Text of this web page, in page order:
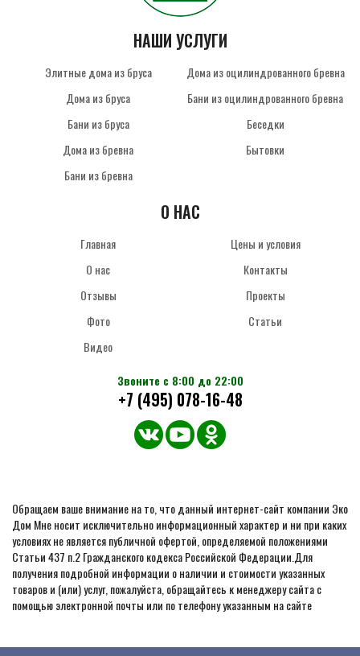
НАШИ УСЛУГИ
Элитные дома из бруса
Дома из бруса
Бани из бруса
Дома из бревна
Бани из бревна
Дома из оцилиндрованного бревна
Бани из оцилиндрованного бревна
Беседки
Бытовки
О НАС
Главная
О нас
Отзывы
Фото
Видео
Цены и условия
Контакты
Проекты
Статьи
Звоните с 8:00 до 22:00
+7 (495) 078-16-48
Обращаем ваше внимание на то, что данный интернет-сайт компании Эко
Дом Мне носит исключительно информационный характер и ни при каких
условиях не является публичной офертой, определяемой положениями
Статьи 437 п.2 Гражданского кодекса Российской Федерации.Для
получения подробной информации о наличии и стоимости указанных
товаров и (или) услуг, пожалуйста, обращайтесь к менеджеру сайта с
помощью электронной почты или по телефону указанным на сайте